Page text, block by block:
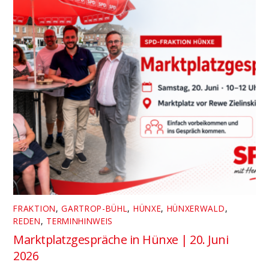
FRAKTION,GARTROP-BÜHL, HÜNXE, HÜNXERWALD,
REDEN, TERMINHINWEIS
Marktplatzgespräche in Hünxe | 20. Juni
2026